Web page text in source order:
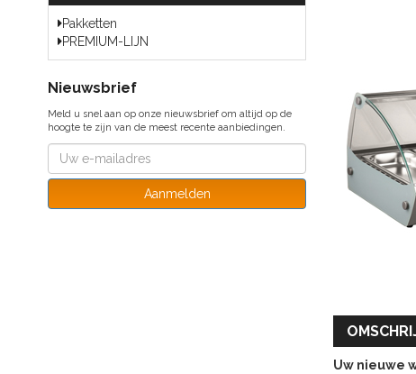
Pakketten
PREMIUM-LIJN
Nieuwsbrief
Meld u snel aan op onze nieuwsbrief om altijd op de
hoogte te zijn van de meest recente aanbiedingen.
Aanmelden
Uw nieuwe